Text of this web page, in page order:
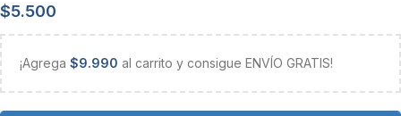
$5.500
¡Agrega $9.990 al carrito y consigue ENVÍO GRATIS!